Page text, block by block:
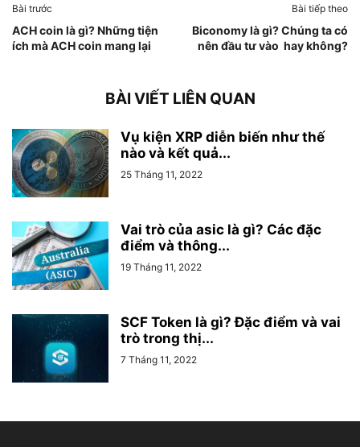
Bài trước
ACH coin là gì? Những tiện
ích mà ACH coin mang lại
Bài tiếp theo
Biconomy là gì? Chúng ta có
nên đầu tư vào hay không?
BÀI VIẾT LIÊN QUAN
Vụ kiện XRP diễn biến như thế
nào và kết quả...
25 Tháng 11, 2022
Vai trò của asic là gì? Các đặc
điểm và thông...
19 Tháng 11, 2022
SCF Token là gì? Đặc điểm và vai
trò trong thị...
7 Tháng 11, 2022